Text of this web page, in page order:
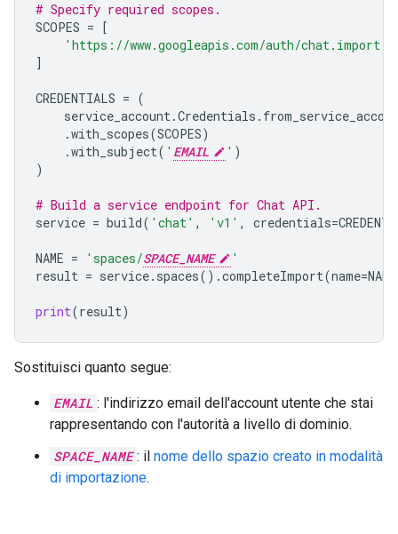
# Specify required scopes.
SCOPES = [
'https://www.googleapis.com/auth/chat.import'
]
CREDENTIALS = (
service_account.Credentials .
.with_scopes(SCOPES)
.with_subject( ' EMAIL ' )
)
# Build a service endpoint for Chat API.
service = build( 'chat' , 'v1' , credentials=
NAME = 'spaces/SPACE_NAME
'
result = service. spaces() .completeImport(name=NAME
print(result)
Sostituisci quanto segue:
EMAIL : l'indirizzo email dell'account utente che stai
rappresentando con l'autorità a livello di dominio.
SPACE_NAME : il nome dello spazio creato in modalità
di importazione.